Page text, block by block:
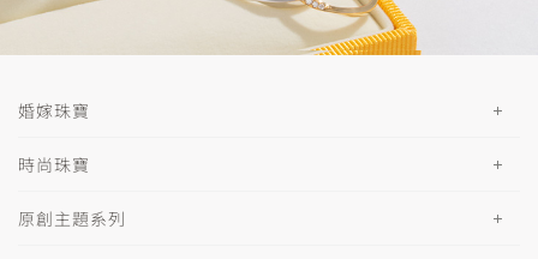
婚嫁珠寶
時尚珠寶
原創主題系列